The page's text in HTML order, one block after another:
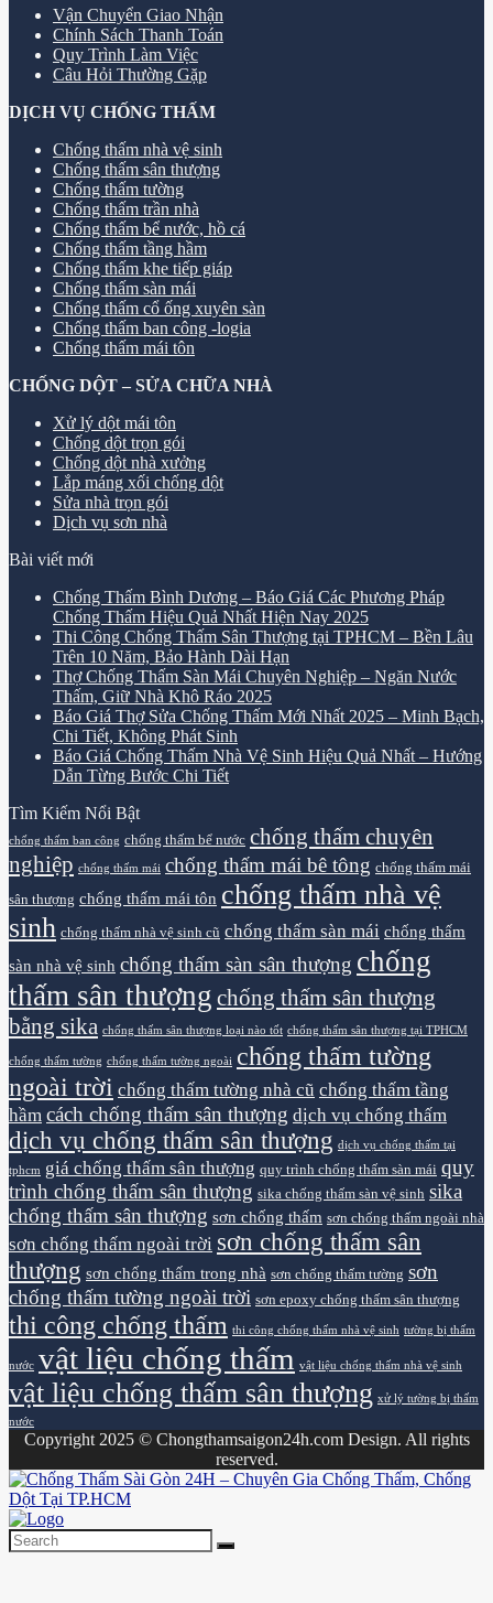
Vận Chuyển Giao Nhận
Chính Sách Thanh Toán
Quy Trình Làm Việc
Câu Hỏi Thường Gặp
DỊCH VỤ CHỐNG THẤM
Chống thấm nhà vệ sinh
Chống thấm sân thượng
Chống thấm tường
Chống thấm trần nhà
Chống thấm bể nước, hồ cá
Chống thấm tầng hầm
Chống thấm khe tiếp giáp
Chống thấm sàn mái
Chống thấm cổ ống xuyên sàn
Chống thấm ban công -logia
Chống thấm mái tôn
CHỐNG DỘT – SỬA CHỮA NHÀ
Xử lý dột mái tôn
Chống dột trọn gói
Chống dột nhà xưởng
Lắp máng xối chống dột
Sửa nhà trọn gói
Dịch vụ sơn nhà
Bài viết mới
Chống Thấm Bình Dương – Báo Giá Các Phương Pháp
Chống Thấm Hiệu Quả Nhất Hiện Nay 2025
Thi Công Chống Thấm Sân Thượng tại TPHCM – Bền Lâu
Trên 10 Năm, Bảo Hành Dài Hạn
Thợ Chống Thấm Sàn Mái Chuyên Nghiệp – Ngăn Nước
Thấm, Giữ Nhà Khô Ráo 2025
Báo Giá Thợ Sửa Chống Thấm Mới Nhất 2025 – Minh Bạch,
Chi Tiết, Không Phát Sinh
Báo Giá Chống Thấm Nhà Vệ Sinh Hiệu Quả Nhất – Hướng
Dẫn Từng Bước Chi Tiết
Tìm Kiếm Nổi Bật
chống thấm ban công chống thấm bể nước chống thấm chuyên
nghiệp chống thấm mái chống thấm mái bê tông chống thấm mái
sân thượng chống thấm mái tôn chống thấm nhà vệ
sinh chống thấm nhà vệ sinh cũ chống thấm sàn mái chống thấm
sàn nhà vệ sinh chống thấm sàn sân thượng chống
thấm sân thượng chống thấm sân thượng
bằng sika chống thấm sân thượng loại nào tốt chống thấm sân thượng tại TPHCM
chống thấm tường chống thấm tường ngoài chống thấm tường
ngoài trời chống thấm tường nhà cũ chống thấm tầng
hầm cách chống thấm sân thượng dịch vụ chống thấm
dịch vụ chống thấm sân thượng dịch vụ chống thấm tại
tphcm giá chống thấm sân thượng quy trình chống thấm sàn mái quy
trình chống thấm sân thượng sika chống thấm sàn vệ sinh sika
chống thấm sân thượng sơn chống thấm sơn chống thấm ngoài nhà
sơn chống thấm ngoài trời sơn chống thấm sân
thượng sơn chống thấm trong nhà sơn chống thấm tường sơn
chống thấm tường ngoài trời sơn epoxy chống thấm sân thượng
thi công chống thấm thi công chống thấm nhà vệ sinh tường bị thấm
nước vật liệu chống thấm vật liệu chống thấm nhà vệ sinh
vật liệu chống thấm sân thượng xử lý tường bị thấm
nước
Copyright 2025 © Chongthamsaigon24h.com Design. All rights
reserved.